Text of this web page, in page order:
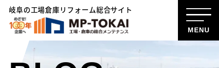
岐阜の工場倉庫リフォーム総合サイト
MENU